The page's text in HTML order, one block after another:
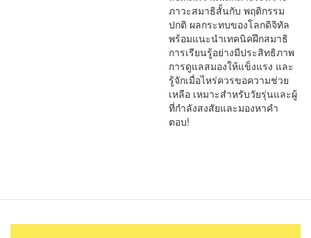
ภาวะสมาธิสั้นกับ พฤติกรรม
ปกติ ผลกระทบของโลกดิจิทัล
พร้อมแนะนำเทคนิคฝึกสมาธิ
การเรียนรู้อย่างมีประสิทธิภาพ
การดูแลสมองให้แข็งแรง และ
รู้จักเมื่อไหร่ควรขอความช่วย
เหลือ เหมาะสำหรับวัยรุ่นและผู้
ที่กำลังสงสัยและมองหาคำ
ตอบ!